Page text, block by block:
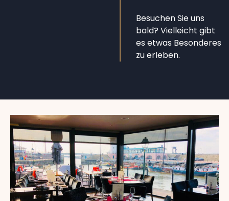
Besuchen Sie uns
bald? Vielleicht gibt
es etwas Besonderes
zu erleben.